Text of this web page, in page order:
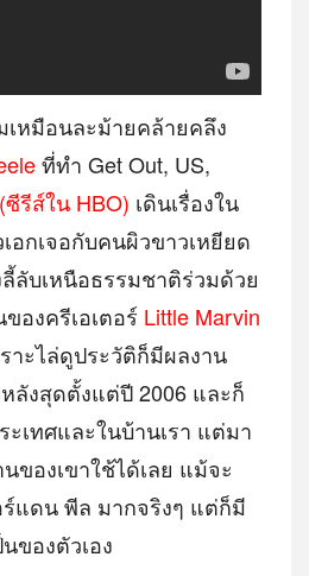
หมือนละม้ายคล้ายคลึง
ที่ทำ Get Out, US,
ซีรีส์ใน HBO) เดินเรื่องใน
อกเจอกับคนผิวขาวเหยียด
ลับเหนือธรรมชาติร่วมด้วย
องครีเอเตอร์ Little Marvin
าะไล่ดูประวัติก็มีผลงาน
ลังสุดตั้งแต่ปี 2006 และก็
เทศและในบ้านเรา แต่มา
ของเขาใช้ได้เลย แม้จะ
แดน พีล มากจริงๆ แต่ก็มี
ของตัวเอง